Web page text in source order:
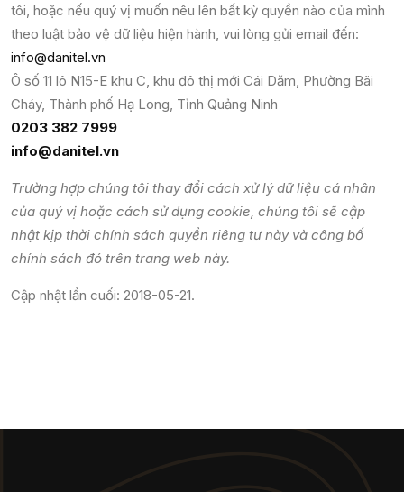
tôi, hoặc nếu quý vị muốn nêu lên bất kỳ quyền nào của mình
theo luật bảo vệ dữ liệu hiện hành, vui lòng gửi email đến:
info@danitel.vn
Ô số 11 lô N15-E khu C, khu đô thị mới Cái Dăm, Phường Bãi
Cháy, Thành phố Hạ Long, Tỉnh Quảng Ninh
0203 382 7999
info@danitel.vn
Trường hợp chúng tôi thay đổi cách xử lý dữ liệu cá nhân
của quý vị hoặc cách sử dụng cookie, chúng tôi sẽ cập
nhật kịp thời chính sách quyền riêng tư này và công bố
chính sách đó trên trang web này.
Cập nhật lần cuối: 2018-05-21.